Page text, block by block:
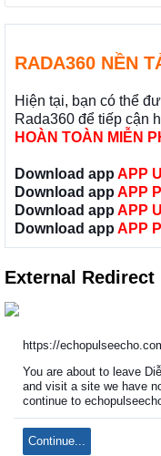
RADA360 NỀN
Hiện tại, bạn có thể
Rada360 để tiếp cận
HOÀN TOÀN MIỄN
Download app APP
Download app APP
Download app APP
Download app APP
External Redirect
https://
You are about to leave
and visit a site we have
continue to
Continue...